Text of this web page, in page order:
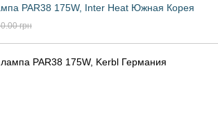
PAR38 175W, Inter Heat Южная Корея
грн